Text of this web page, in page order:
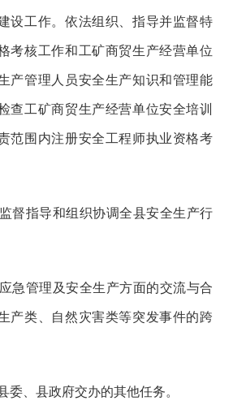
设工作。依法组织、指导并监督特
考核工作和工矿商贸生产经营单位
产管理人员安全生产知识和管理能
查工矿商贸生产经营单位安全培训
范围内注册安全工程师执业资格考
监督指导和组织协调全县安全生产行
急管理及安全生产方面的交流与合
产类、自然灾害类等突发事件的跨
委、县政府交办的其他任务。